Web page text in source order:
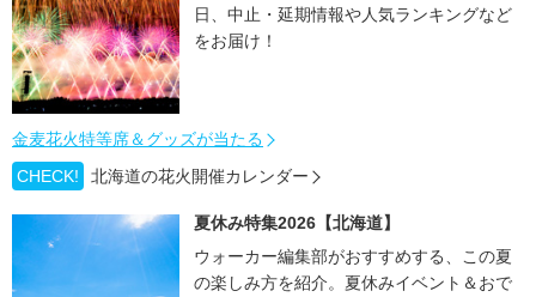
日、中止・延期情報や人気ランキングなど
をお届け！
金麦花火特等席＆グッズが当たる
CHECK!
北海道の花火開催カレンダー
夏休み特集2026【北海道】
ウォーカー編集部がおすすめする、この夏
の楽しみ方を紹介。夏休みイベント＆おで